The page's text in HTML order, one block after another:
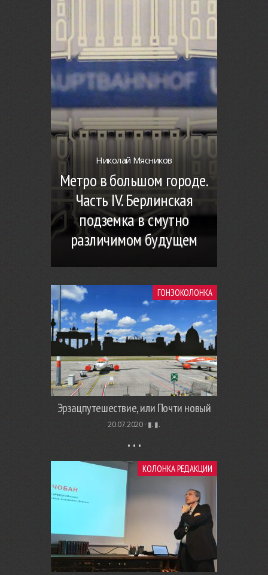
Николай Мясников
Метро в большом городе.
Часть IV. Берлинская
подземка в смутно
различимом будущем
ГОНЗОКОЛОНКА
Эрзацпутешествие, или Почти новый
20.07.2020 · ▮. ▮.
КОЛОНКА РЕДАКЦИИ